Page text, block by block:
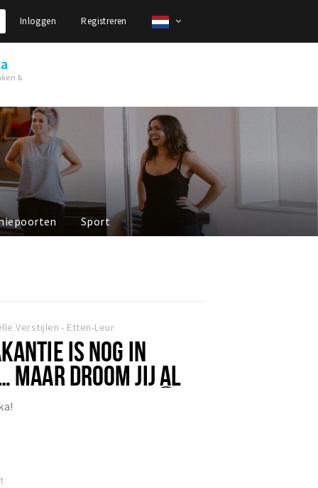
Inloggen Registreren
&
Sport
Verstijlen - Etten-Leur
IS NOG IN
MAAR DROOM JIJ AL
AVONTUUR? 🌍